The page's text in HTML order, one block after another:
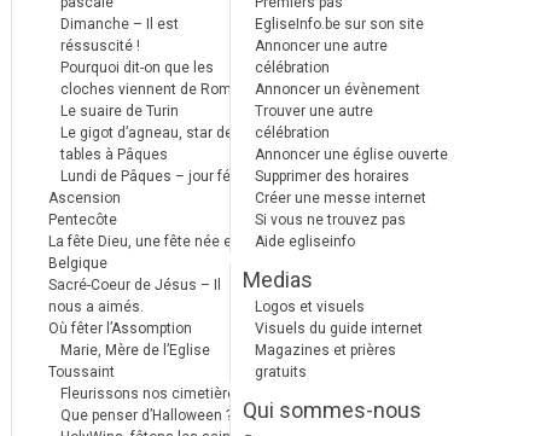
Dimanche – Il est
réssuscité !
Pourquoi dit-on que les
cloches viennent de Rome ?
Le suaire de Turin
Le gigot d’agneau, star des
tables à Pâques
Lundi de Pâques – jour férié
Ascension
Pentecôte
La fête Dieu, une fête née en
Belgique
Sacré-Coeur de Jésus – Il
nous a aimés.
Où fêter l’Assomption
Marie, Mère de l’Eglise
Toussaint
Fleurissons nos cimetières
Que penser d’Halloween ?
EgliseInfo.be sur son site
Annoncer une autre
célébration
Annoncer un évènement
Trouver une autre
célébration
Annoncer une église ouverte
Supprimer des horaires
Créer une messe internet
Si vous ne trouvez pas
Aide egliseinfo
Medias
Logos et visuels
Visuels du guide internet
Magazines et prières
gratuits
Qui sommes-nous